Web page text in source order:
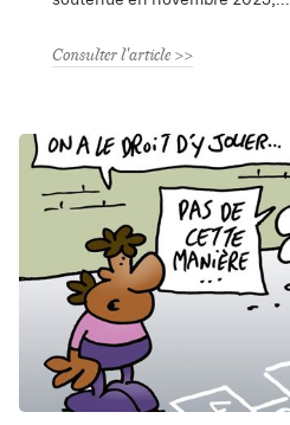
Consulter l'article